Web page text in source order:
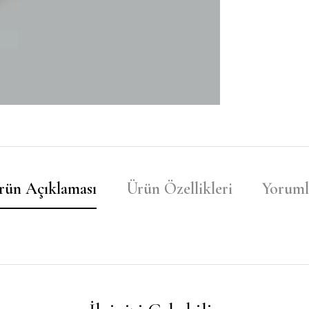
Açıklaması Ürün Özellikleri